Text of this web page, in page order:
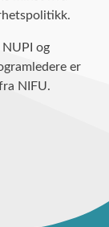
og
er
NIFU.